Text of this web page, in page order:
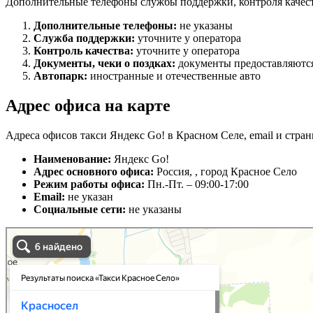
Дополнительные телефоны: не указаны
Служба поддержки: уточните у оператора
Контроль качества: уточните у оператора
Документы, чеки о поздках: документы
Автопарк: иностранные и отечественные авто
Адрес офиса на карте
Адреса офисов такси Яндекс Go! в Красном Селе, email и
Наименование: Яндекс Go!
Адрес основного офиса: Россия, , город Красное Село
Режим работы офиса: Пн.-Пт. – 09:00-17:00
Email: не указан
Социальные сети: не указаны